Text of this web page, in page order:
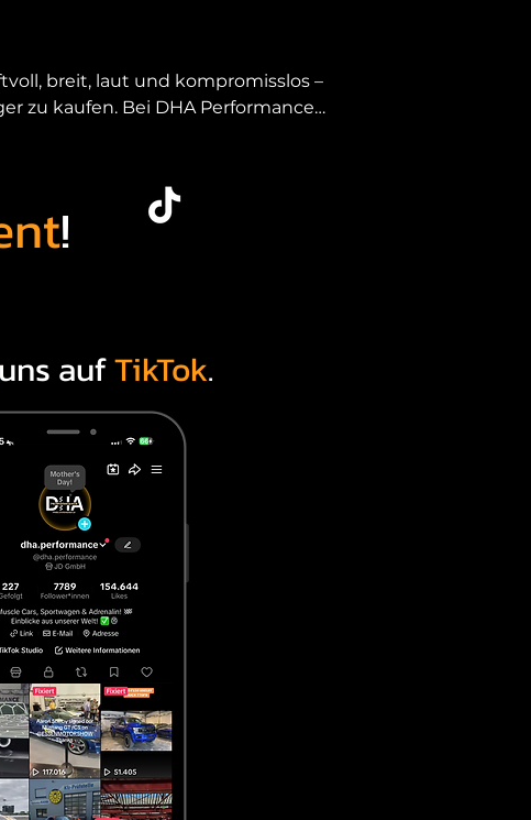
breit, laut und kompromisslos –
zu kaufen. Bei DHA Performance
verständlich – für alle, die einen
statt Kompromisse.
!
uns aufTikTok.